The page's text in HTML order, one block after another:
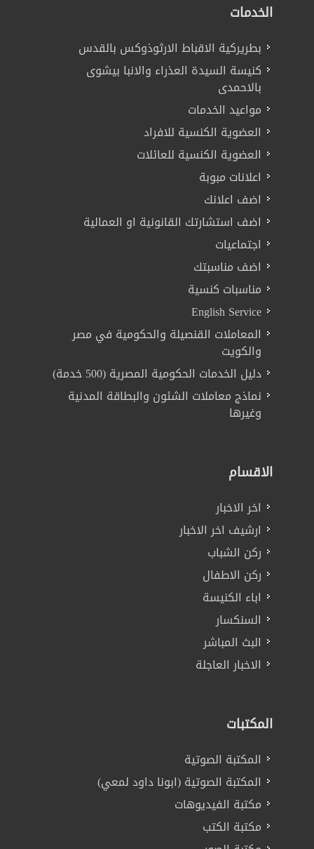
الخدمات
بطريركية الاقباط الارثوذوكس بالقدس
كنيسة السيدة العذراء والانبا بيشوى
بالاحمدى
مواعيد الخدمات
العضوية الكنسية للافراد
العضوية الكنسية للعائلات
اعلانات مبوبة
اضف اعلانك
اضف استشارتك القانونية او العمالية
اجتماعيات
اضف مناسبتك
مناسبات كنسية
English Service
المعاملات القنصيلة والحكومية في مصر
والكويت
دليل الخدمات الحكومية المصرية (500 خدمة)
نماذج معاملات الشئون والبطاقة المدنية
وغيرها
الاقسام
اخر الاخبار
ارشيف اخر الاخبار
ركن الشباب
ركن الاطفال
اباء الكنيسة
السنكسار
البث المباشر
الاخبار العاجلة
المكتبات
المكتبة الصوتية
المكتبة الصوتية (ابونا داود لمعي)
مكتبة الفيديوهات
مكتبة الكتب